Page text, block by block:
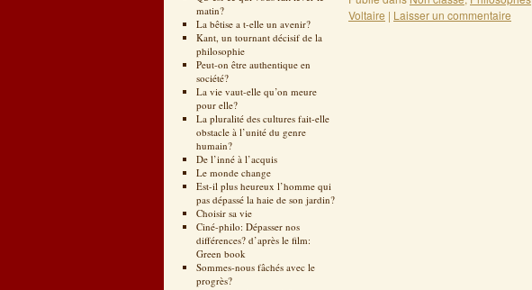
matin?
La bêtise a t-elle un avenir?
Kant, un tournant décisif de la
philosophie
Peut-on être authentique en
société?
La vie vaut-elle qu’on meure
pour elle?
La pluralité des cultures fait-elle
obstacle à l’unité du genre
humain?
De l’inné à l’acquis
Le monde change
Est-il plus heureux l’homme qui
pas dépassé la haie de son jardin?
Choisir sa vie
Ciné-philo: Dépasser nos
différences? d’après le film:
Green book
Sommes-nous fâchés avec le
progrès?
Voltaire | Laisser un commentaire